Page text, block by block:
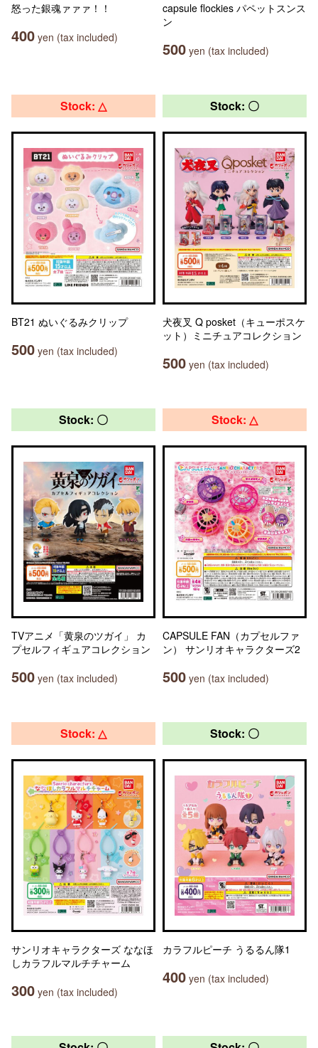
怒った銀魂ァァァ！！
400 yen (tax included)
capsule flockies パペットスンス
ン
500 yen (tax included)
Stock: △
BT21 ぬいぐるみクリップ
500 yen (tax included)
Stock: 〇
犬夜叉 Q posket（キューポスケ
ット）ミニチュアコレクション
500 yen (tax included)
Stock: 〇
TVアニメ「黄泉のツガイ」 カ
プセルフィギュアコレクション
500 yen (tax included)
Stock: △
CAPSULE FAN（カプセルファ
ン） サンリオキャラクターズ2
500 yen (tax included)
Stock: △
サンリオキャラクターズ ななほ
しカラフルマルチチャーム
300 yen (tax included)
Stock: 〇
カラフルピーチ うるるん隊1
400 yen (tax included)